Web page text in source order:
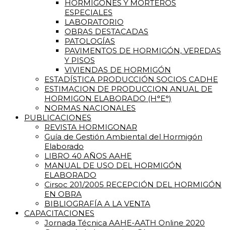
HORMIGONES Y MORTEROS
ESPECIALES
LABORATORIO
OBRAS DESTACADAS
PATOLOGÍAS
PAVIMENTOS DE HORMIGÓN, VEREDAS
Y PISOS
VIVIENDAS DE HORMIGÓN
ESTADÍSTICA PRODUCCIÓN SOCIOS CADHE
ESTIMACION DE PRODUCCION ANUAL DE
HORMIGON ELABORADO (H°E°)
NORMAS NACIONALES
PUBLICACIONES
REVISTA HORMIGONAR
Guía de Gestión Ambiental del Hormigón
Elaborado
LIBRO 40 AÑOS AAHE
MANUAL DE USO DEL HORMIGÓN
ELABORADO
Cirsoc 201/2005 RECEPCIÓN DEL HORMIGÓN
EN OBRA
BIBLIOGRAFÍA A LA VENTA
CAPACITACIONES
Jornada Técnica AAHE-AATH Online 2020